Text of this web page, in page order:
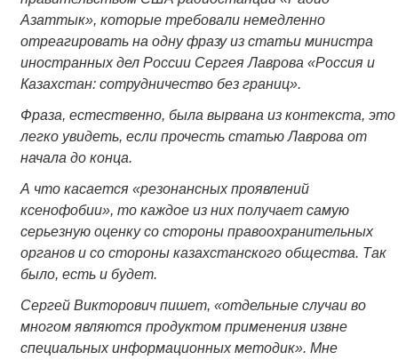
Азаттык», которые требовали немедленно
отреагировать на одну фразу из статьи министра
иностранных дел России Сергея Лаврова «Россия и
Казахстан: сотрудничество без границ».
Фраза, естественно, была вырвана из контекста, это
легко увидеть, если прочесть статью Лаврова от
начала до конца.
А что касается «резонансных проявлений
ксенофобии», то каждое из них получает самую
серьезную оценку со стороны правоохранительных
органов и со стороны казахстанского общества. Так
было, есть и будет.
Сергей Викторович пишет, «отдельные случаи во
многом являются продуктом применения извне
специальных информационных методик». Мне